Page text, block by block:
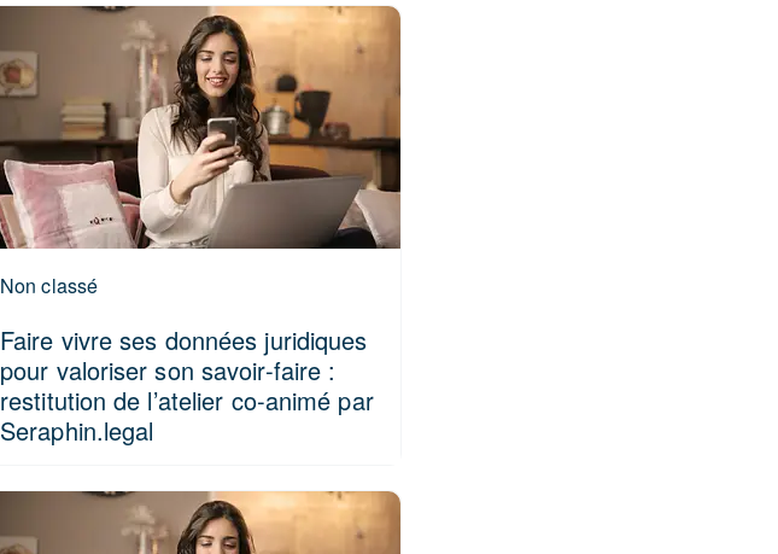
Non classé
Faire vivre ses données juridiques
pour valoriser son savoir-faire :
restitution de l’atelier co-animé par
Seraphin.legal